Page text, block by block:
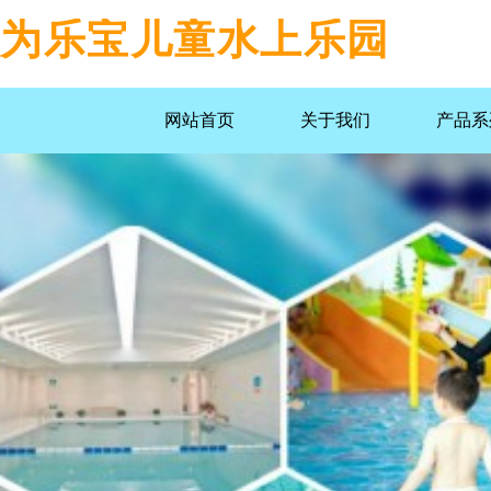
网站首页 关于我们 产品
为乐宝儿童水上乐园